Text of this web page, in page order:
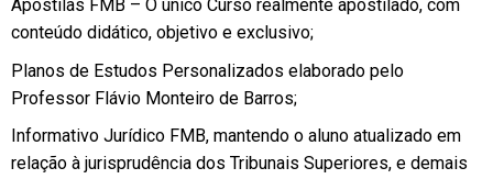
Apostilas FMB – O único Curso realmente apostilado, com
conteúdo didático, objetivo e exclusivo;
Planos de Estudos Personalizados elaborado pelo
Professor Flávio Monteiro de Barros;
Informativo Jurídico FMB, mantendo o aluno atualizado em
relação à jurisprudência dos Tribunais Superiores, e demais